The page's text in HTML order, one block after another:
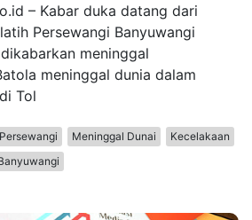
– Kabar duka datang dari
Persewangi Banyuwangi
meninggal
meninggal dunia dalam
Tol
Meninggal Dunai
Kecelakaan